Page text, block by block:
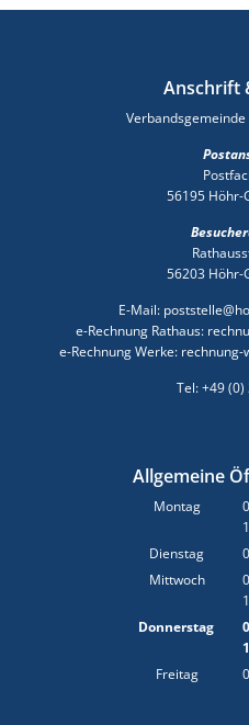
Anschrift
56195 Höhr-
56203 Höhr-
E-Mail:
e-Rechnung Rathaus:
e-Rechnung Werke:
Tel: +49
Allgemeine
Montag
Dienstag
Mittwoch
Donnerstag
Freitag